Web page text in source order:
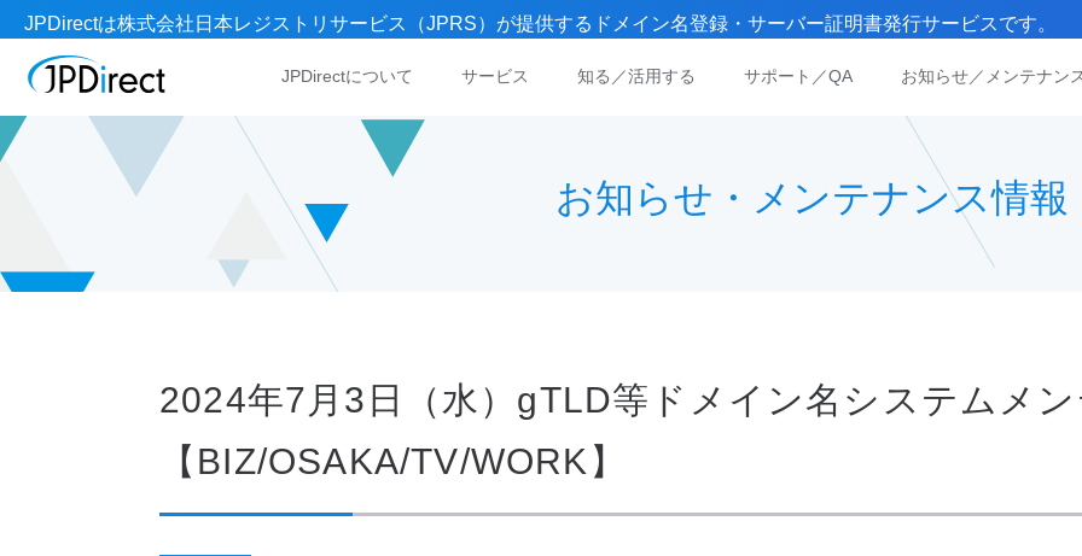
JPDirectは株式会社日本レジストリサービス（JPRS）が提供するドメイン名登録・サーバー証明書発行サービスです。
JPDirectについて サービス 知る／活用する サポート／QA お知らせ／メンテナン
お知らせ・メンテナンス情報
2024年7月3日（水）gTLD等ドメイン名システムメ
【BIZ/OSAKA/TV/WORK】